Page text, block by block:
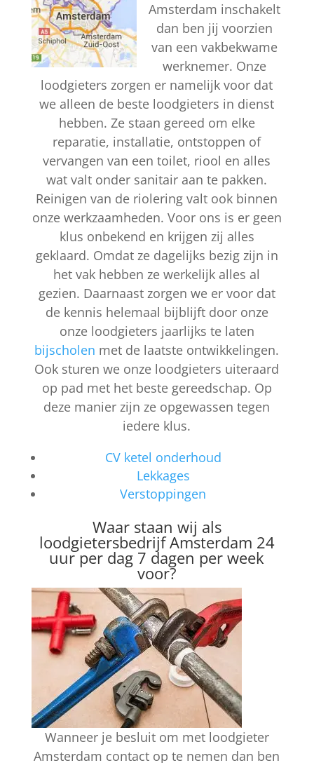
Amsterdam inschakelt
dan ben jij voorzien
van een vakbekwame
werknemer. Onze
loodgieters zorgen er namelijk voor dat
we alleen de beste loodgieters in dienst
hebben. Ze staan gereed om elke
reparatie, installatie, ontstoppen of
vervangen van een toilet, riool en alles
wat valt onder sanitair aan te pakken.
Reinigen van de riolering valt ook binnen
onze werkzaamheden. Voor ons is er geen
klus onbekend en krijgen zij alles
geklaard. Omdat ze dagelijks bezig zijn in
het vak hebben ze werkelijk alles al
gezien. Daarnaast zorgen we er voor dat
de kennis helemaal bijblijft door onze
onze loodgieters jaarlijks te laten
bijscholen met de laatste ontwikkelingen.
Ook sturen we onze loodgieters uiteraard
op pad met het beste gereedschap. Op
deze manier zijn ze opgewassen tegen
iedere klus.
CV ketel onderhoud
Lekkages
Verstoppingen
Waar staan wij als
loodgietersbedrijf Amsterdam 24
uur per dag 7 dagen per week
voor?
Wanneer je besluit om met loodgieter
Amsterdam contact op te nemen dan ben